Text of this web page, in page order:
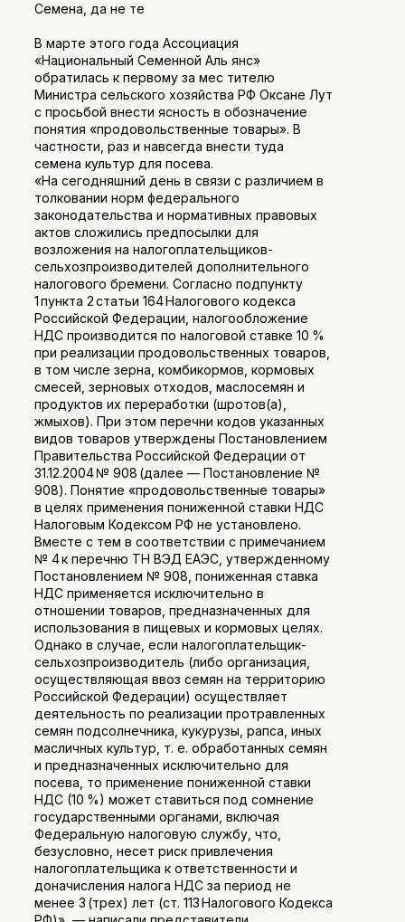
Семена, да не те
В марте этого года Ассоциация
«Национальный Семенной Аль янс»
обратилась к первому за мес тителю
Министра сельского хозяйства РФ Оксане Лут
с просьбой внести ясность в обозначение
понятия «продовольственные товары». В
частности, раз и навсегда внести туда
семена культур для посева.
«На сегодняшний день в связи с различием в
толковании норм федерального
законодательства и нормативных правовых
актов сложились предпосылки для
возложения на налогоплательщиков-
сельхозпроизводителей дополнительного
налогового бремени. Согласно подпункту
1 пункта 2 статьи 164 Налогового кодекса
Российской Федерации, налогообложение
НДС производится по налоговой ставке 10 %
при реализации продовольственных товаров,
в том числе зерна, комбикормов, кормовых
смесей, зерновых отходов, маслосемян и
продуктов их переработки (шротов(а),
жмыхов). При этом перечни кодов указанных
видов товаров утверждены Постановлением
Правительства Российской Федерации от
31.12.2004 № 908 (далее — Постановление №
908). Понятие «продовольственные товары»
в целях применения пониженной ставки НДС
Налоговым Кодексом РФ не установлено.
Вместе с тем в соответствии с примечанием
№ 4 к перечню ТН ВЭД ЕАЭС, утвержденному
Постановлением № 908, пониженная ставка
НДС применяется исключительно в
отношении товаров, предназначенных для
использования в пищевых и кормовых целях.
Однако в случае, если налогоплательщик-
сельхозпроизводитель (либо организация,
осуществляющая ввоз семян на территорию
Российской Федерации) осуществляет
деятельность по реализации протравленных
семян подсолнечника, кукурузы, рапса, иных
масличных культур, т. е. обработанных семян
и предназначенных исключительно для
посева, то применение пониженной ставки
НДС (10 %) может ставиться под сомнение
государственными органами, включая
Федеральную налоговую службу, что,
безусловно, несет риск привлечения
налогоплательщика к ответственности и
доначисления налога НДС за период не
менее 3 (трех) лет (ст. 113 Налогового Кодекса